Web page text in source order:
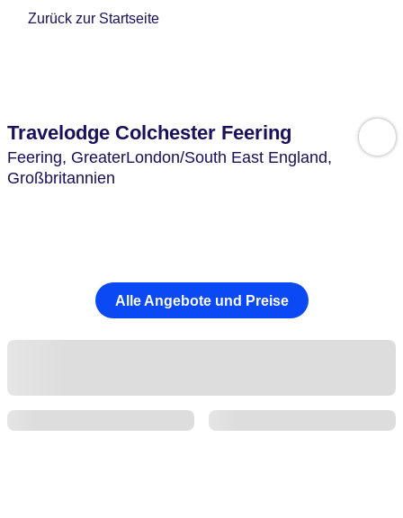
Zurück zur Startseite
Travelodge Colchester Feering
Feering, GreaterLondon/South East England,
Großbritannien
Alle Angebote und Preise